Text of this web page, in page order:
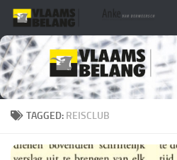
Skip to content
TAGGED: REISCLUB